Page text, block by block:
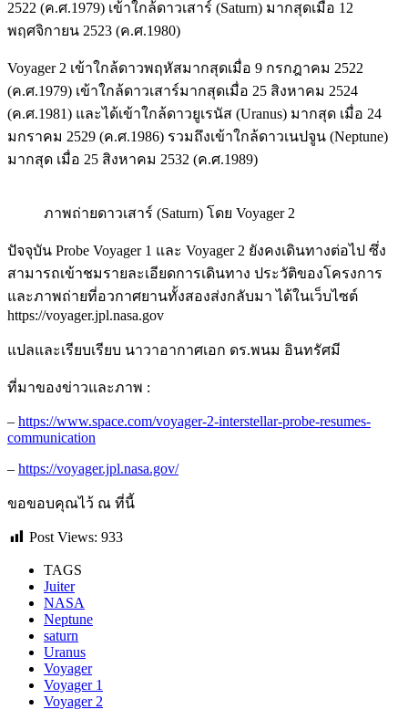
2522 (ค.ศ.1979) เข้าใกล้ดาวเสาร์ (Saturn) มากสุดเมื่อ 12
พฤศจิกายน 2523 (ค.ศ.1980)
Voyager 2 เข้าใกล้ดาวพฤหัสมากสุดเมื่อ 9 กรกฎาคม 2522
(ค.ศ.1979) เข้าใกล้ดาวเสาร์มากสุดเมื่อ 25 สิงหาคม 2524
(ค.ศ.1981) และได้เข้าใกล้ดาวยูเรนัส (Uranus) มากสุด เมื่อ 24
มกราคม 2529 (ค.ศ.1986) รวมถึงเข้าใกล้ดาวเนปจูน (Neptune)
มากสุด เมื่อ 25 สิงหาคม 2532 (ค.ศ.1989)
ภาพถ่ายดาวเสาร์ (Saturn) โดย Voyager 2
ปัจจุบัน Probe Voyager 1 และ Voyager 2 ยังคงเดินทางต่อไป ซึ่ง
สามารถเข้าชมรายละเอียดการเดินทาง ประวัติของโครงการ
และภาพถ่ายที่อวกาศยานทั้งสองส่งกลับมา ได้ในเว็บไซต์
https://voyager.jpl.nasa.gov
แปลและเรียบเรียบ นาวาอากาศเอก ดร.พนม อินทรัศมี
ที่มาของข่าวและภาพ :
– https://www.space.com/voyager-2-interstellar-probe-resumes-
communication
– https://voyager.jpl.nasa.gov/
ขอขอบคุณไว้ ณ ที่นี้
Post Views: 933
TAGS
Juiter
NASA
Neptune
saturn
Uranus
Voyager
Voyager 1
Voyager 2